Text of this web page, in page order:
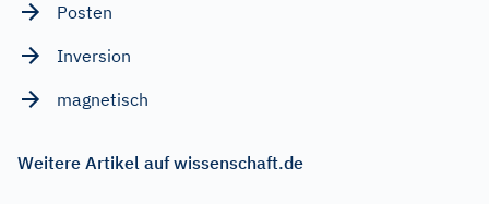
Posten
Inversion
magnetisch
Weitere Artikel auf wissenschaft.de